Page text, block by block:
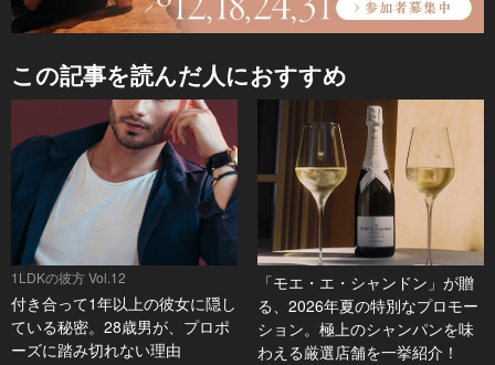
この記事を読んだ人におすすめ
1LDKの彼方 Vol.12
付き合って1年以上の彼女に隠し
ている秘密。28歳男が、プロポ
ーズに踏み切れない理由
「モエ・エ・シャンドン」が贈
る、2026年夏の特別なプロモー
ション。極上のシャンパンを味
わえる厳選店舗を一挙紹介！